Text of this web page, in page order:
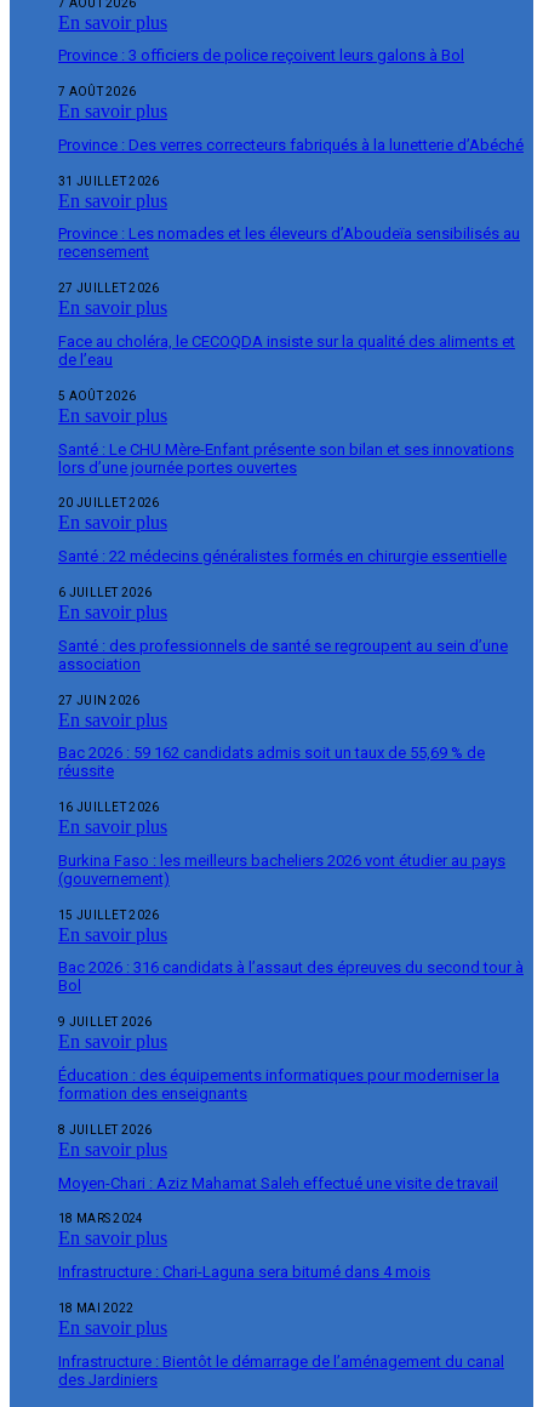
En savoir plus
Province : 3 officiers de police reçoivent leurs galons à Bol
7 AOÛT 2026
En savoir plus
Province : Des verres correcteurs fabriqués à la lunetterie d’Abéché
31 JUILLET 2026
En savoir plus
Province : Les nomades et les éleveurs d’Aboudeïa sensibilisés au
recensement
27 JUILLET 2026
En savoir plus
Face au choléra, le CECOQDA insiste sur la qualité des aliments et
de l’eau
5 AOÛT 2026
En savoir plus
Santé : Le CHU Mère-Enfant présente son bilan et ses innovations
lors d’une journée portes ouvertes
20 JUILLET 2026
En savoir plus
Santé : 22 médecins généralistes formés en chirurgie essentielle
6 JUILLET 2026
En savoir plus
Santé : des professionnels de santé se regroupent au sein d’une
association
27 JUIN 2026
En savoir plus
Bac 2026 : 59 162 candidats admis soit un taux de 55,69 % de
réussite
16 JUILLET 2026
En savoir plus
Burkina Faso : les meilleurs bacheliers 2026 vont étudier au pays
(gouvernement)
15 JUILLET 2026
En savoir plus
Bac 2026 : 316 candidats à l’assaut des épreuves du second tour à
Bol
9 JUILLET 2026
En savoir plus
Éducation : des équipements informatiques pour moderniser la
formation des enseignants
8 JUILLET 2026
En savoir plus
Moyen-Chari : Aziz Mahamat Saleh effectué une visite de travail
18 MARS 2024
En savoir plus
Infrastructure : Chari-Laguna sera bitumé dans 4 mois
18 MAI 2022
En savoir plus
Infrastructure : Bientôt le démarrage de l’aménagement du canal
des Jardiniers